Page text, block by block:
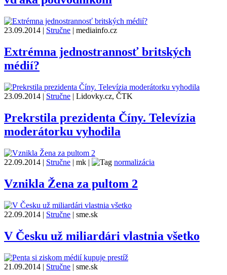
23.09.2014 | Stručne | mediainfo.cz
Extrémna jednostrannosť britských
médií?
23.09.2014 | Stručne | Lidovky.cz, ČTK
Prekrstila prezidenta Číny. Televízia
moderátorku vyhodila
22.09.2014 | Stručne | mk | normalizácia
Vznikla Žena za pultom 2
22.09.2014 | Stručne | sme.sk
V Česku už miliardári vlastnia všetko
21.09.2014 | Stručne | sme.sk